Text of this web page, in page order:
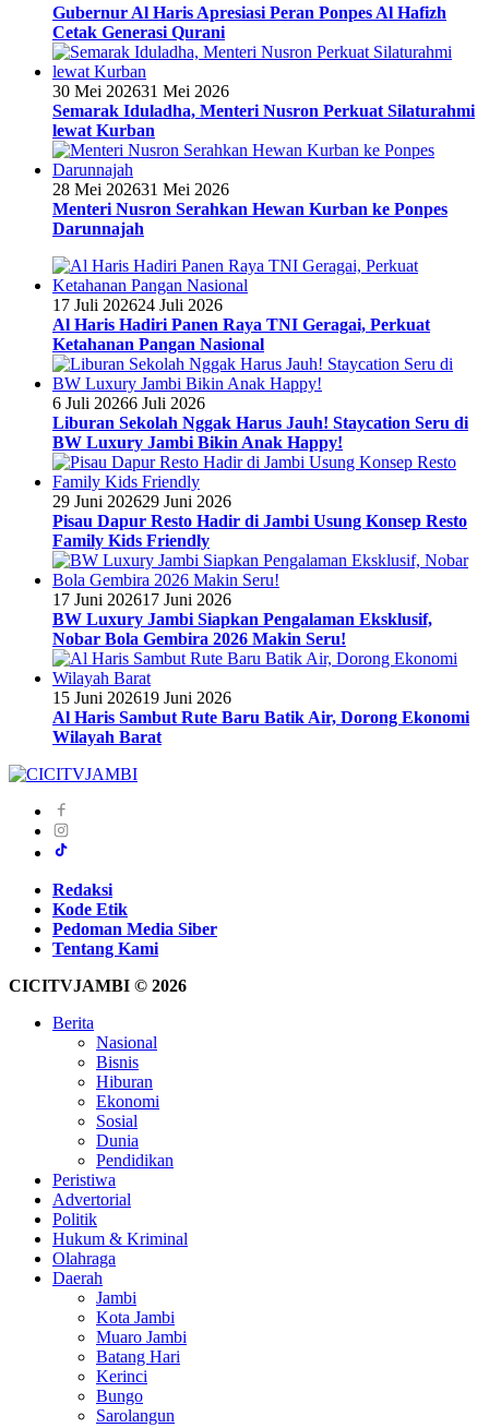
Gubernur Al Haris Apresiasi Peran Ponpes Al Hafizh
Cetak Generasi Qurani
30 Mei 202631 Mei 2026
Semarak Iduladha, Menteri Nusron Perkuat Silaturahmi
lewat Kurban
28 Mei 202631 Mei 2026
Menteri Nusron Serahkan Hewan Kurban ke Ponpes
Darunnajah
17 Juli 202624 Juli 2026
Al Haris Hadiri Panen Raya TNI Geragai, Perkuat
Ketahanan Pangan Nasional
6 Juli 20266 Juli 2026
Liburan Sekolah Nggak Harus Jauh! Staycation Seru di
BW Luxury Jambi Bikin Anak Happy!
29 Juni 202629 Juni 2026
Pisau Dapur Resto Hadir di Jambi Usung Konsep Resto
Family Kids Friendly
17 Juni 202617 Juni 2026
BW Luxury Jambi Siapkan Pengalaman Eksklusif,
Nobar Bola Gembira 2026 Makin Seru!
15 Juni 202619 Juni 2026
Al Haris Sambut Rute Baru Batik Air, Dorong Ekonomi
Wilayah Barat
Redaksi
Kode Etik
Pedoman Media Siber
Tentang Kami
CICITVJAMBI © 2026
Berita
Nasional
Bisnis
Hiburan
Ekonomi
Sosial
Dunia
Pendidikan
Peristiwa
Advertorial
Politik
Hukum & Kriminal
Olahraga
Daerah
Jambi
Kota Jambi
Muaro Jambi
Batang Hari
Kerinci
Bungo
Sarolangun